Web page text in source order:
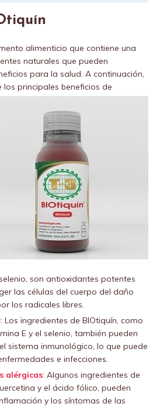
alimenticio que contiene una
naturales que pueden
para la salud. A continuación,
principales beneficios de
son antioxidantes potentes
las células del cuerpo del daño
los radicales libres.
Los ingredientes de BIOtiquín, como
E y el selenio, también pueden
sistema inmunológico, lo que puede
e infecciones.
alérgicas: Algunos ingredientes de
y el ácido fólico, pueden
y los síntomas de las